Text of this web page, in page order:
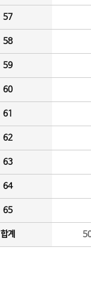
57
58
59
60
61
62
63
64
65
합계